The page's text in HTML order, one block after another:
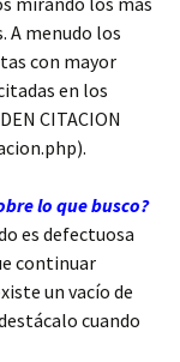
A menudo los
con mayor
en los
CITACION
lo que busco?
es defectuosa
continuar
un vacío de
cuando